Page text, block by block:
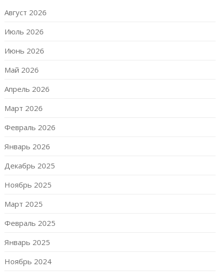
Август 2026
Июль 2026
Июнь 2026
Май 2026
Апрель 2026
Март 2026
Февраль 2026
Январь 2026
Декабрь 2025
Ноябрь 2025
Март 2025
Февраль 2025
Январь 2025
Ноябрь 2024